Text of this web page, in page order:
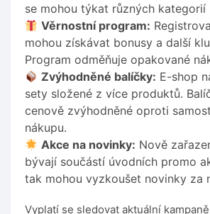
se mohou týkat různých kategorií
Věrnostní program:
mohou získávat bonusy a další
Program odměňuje opakované
Zvýhodněné balíčky: E-shop
sety složené z více produktů.
cenově zvýhodněné oproti
nákupu.
Akce na novinky: Nově
bývají součástí úvodních promo
tak mohou vyzkoušet novinky za
Vyplatí se sledovat aktuální